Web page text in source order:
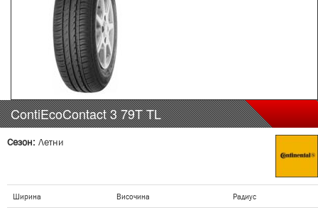
ContiEcoContact 379TTL
Сезон: Летни
Ширина Височина Радиус